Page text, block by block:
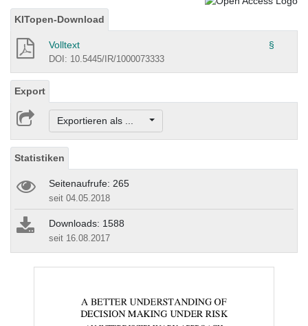
KITopen-Download
Volltext §
DOI: 10.5445/IR/1000073333
Export
Exportieren als ...
Statistiken
Seitenaufrufe: 265
seit 04.05.2018
Downloads: 1588
seit 16.08.2017